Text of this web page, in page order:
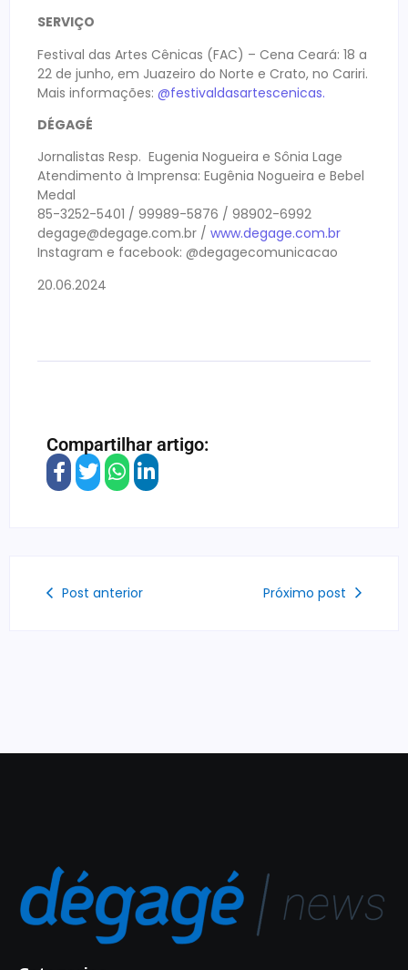
SERVIÇO
Festival das Artes Cênicas (FAC) – Cena Ceará: 18 a
22 de junho, em Juazeiro do Norte e Crato, no Cariri.
Mais informações: @festivaldasartescenicas.
DÉGAGÉ
Jornalistas Resp. Eugenia Nogueira e Sônia Lage
Atendimento à Imprensa: Eugênia Nogueira e Bebel
Medal
85-3252-5401 / 99989-5876 / 98902-6992
degage@degage.com.br / www.degage.com.br
Instagram e facebook: @degagecomunicacao
20.06.2024
Compartilhar artigo:
Post anterior Próximo post